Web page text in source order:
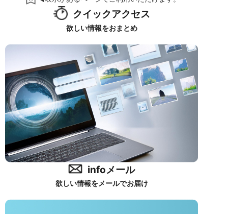
クイックアクセス
欲しい情報をおまとめ
infoメール
欲しい情報をメールでお届け